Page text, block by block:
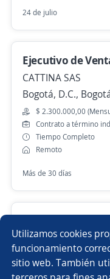
Utilizamos cookies
funcionamiento
sitio web. También
Apartadó, Antioquia
Anterior
Nuevas ofertas
Docente de ciencias
Maestro/a de obra
Docente licenciatura
24 de julio
Ejecutivo de
CATTINA SAS
Bogotá, D.C.,
$ 2.300.000,00
Contrato a término
Tiempo Completo
Remoto
Más de 30 días
Importante
Bogotá, D.C.,
$ 3.200.000,00